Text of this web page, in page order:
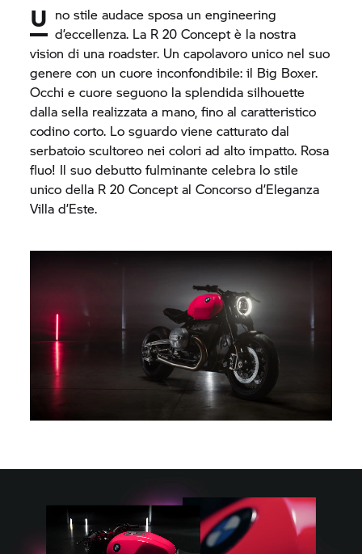
U no stile audace sposa un engineering
d’eccellenza. La R 20 Concept è la nostra
vision di una roadster. Un capolavoro unico nel suo
genere con un cuore inconfondibile: il Big Boxer.
Occhi e cuore seguono la splendida silhouette
dalla sella realizzata a mano, fino al caratteristico
codino corto. Lo sguardo viene catturato dal
serbatoio scultoreo nei colori ad alto impatto. Rosa
fluo! Il suo debutto fulminante celebra lo stile
unico della R 20 Concept al Concorso d’Eleganza
Villa d’Este.